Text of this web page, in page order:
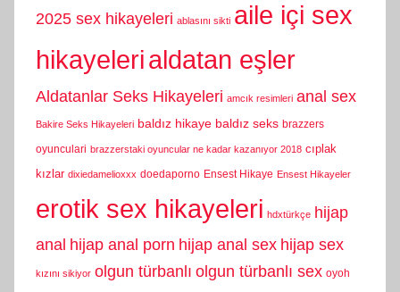
2025 sex hikayeleri ablasını sikti aile içi sex
hikayelerialdatan eşler
Aldatanlar Seks Hikayeleri amcık resimleri anal sex
Bakire Seks Hikayeleri baldız hikaye baldız seks brazzers
oyunculari brazzerstaki oyuncular ne kadar kazanıyor 2018 cıplak
kızlar dixiedamelioxxx doedaporno Ensest Hikaye Ensest Hikayeler
erotik sex hikayeleri hdxtürkçe hijap
anal hijap anal porn hijap anal sex hijap sex
kızını sikiyor olgun türbanlı olgun türbanlı sex oyoh